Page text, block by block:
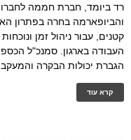
רד ביומד, חברת חממה
והביופארמה בחרה בפתרון
קטנים, עבור ניהול זמן
העבודה בארגון. סמנכ"ל
הגברת יכולות הבקרה והמעקב.
קרא עוד